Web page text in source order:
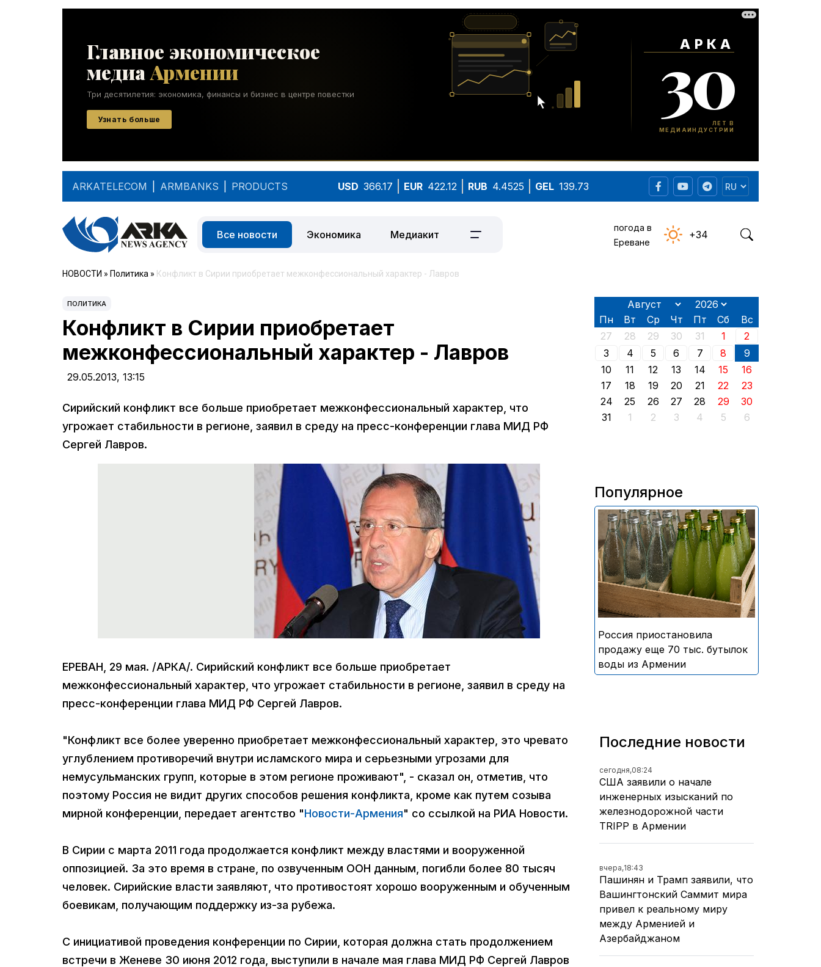
ARKATELECOM ARMBANKS PRODUCTS USD 366.17 EUR 422.12 RUB 4.4525 GEL 139.73
Все новости Экономика Медиакит
погода в
Ереване
+34
НОВОСТИ » Политика » Конфликт в Сирии приобретает межконфессиональный характер - Лавров
ПОЛИТИКА
Конфликт в Сирии приобретает
межконфессиональный характер - Лавров
29.05.2013, 13:15
Сирийский конфликт все больше приобретает межконфессиональный характер, что
угрожает стабильности в регионе, заявил в среду на пресс-конференции глава МИД РФ
Сергей Лавров.
ЕРЕВАН, 29 мая. /АРКА/. Сирийский конфликт все больше приобретает
межконфессиональный характер, что угрожает стабильности в регионе, заявил в среду на
пресс-конференции глава МИД РФ Сергей Лавров.
"Конфликт все более уверенно приобретает межконфессиональный характер, это чревато
углублением противоречий внутри исламского мира и серьезными угрозами для
немусульманских групп, которые в этом регионе проживают", - сказал он, отметив, что
поэтому Россия не видит других способов решения конфликта, кроме как путем созыва
мирной конференции, передает агентство "Новости-Армения" со ссылкой на РИА Новости.
В Сирии с марта 2011 года продолжается конфликт между властями и вооруженной
оппозицией. За это время в стране, по озвученным ООН данным, погибли более 80 тысяч
человек. Сирийские власти заявляют, что противостоят хорошо вооруженным и обученным
боевикам, получающим поддержку из-за рубежа.
С инициативой проведения конференции по Сирии, которая должна стать продолжением
встречи в Женеве 30 июня 2012 года, выступили в начале мая глава МИД РФ Сергей Лавров
Пн Вт Ср Чт Пт Сб
Вс
27
28 29 30 31 1
2
3
4 5 6 7 8
9
10
11 12 13 14 15
16
17
18 19 20 21 22
23
24
25 26 27 28 29
30
31
1 2 3 4 5 6
Популярное
В России приостановили
продажу более 70 тыс.
бутылок питьевой воды и
безалкогольных напитков
армянского производства
Россия приостановила
продажу еще 70 тыс. бутылок
воды из Армении
Последние новости
сегодня,08:24
США заявили о начале
инженерных изысканий по
железнодорожной части
TRIPP в Армении
вчера,18:43
Пашинян и Трамп заявили, что
Вашингтонский Саммит мира
привел к реальному миру
между Арменией и
Азербайджаном